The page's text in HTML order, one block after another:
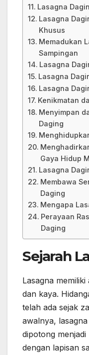
Lasagna
Lasagna
Khusus
Memadukan
Sampingan
Lasagna
Lasagna
Lasagna
Kenikmatan
Menyimpan
Daging
Gaya Hidup
Lasagna
Membawa
Daging
Mengapa
Perayaan
Daging
Sejarah
Lasagna
dan kaya.
telah ada sejak
awalnya,
dipotong
dengan lapisan